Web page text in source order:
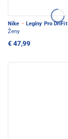
Nike · Legíny Pro DriFit
Ženy
€ 47,99